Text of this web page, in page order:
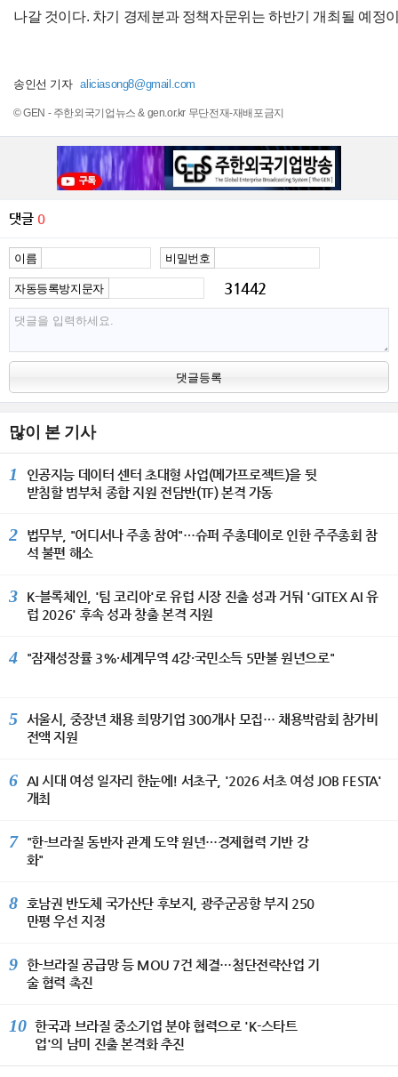
나갈 것이다. 차기 경제분과 정책자문위는 하반기 개최될 예정
송인선 기자 aliciasong8@gmail.com
© GEN - 주한외국기업뉴스 & gen.or.kr 무단전재-재배포금지
댓글 0
이름 비밀번호
자동등록방지문자 31442
댓글등록
많이 본 기사
1
인공지능 데이터 센터 초대형 사업(메가프로젝트)을 뒷
받침할 범부처 종합 지원 전담반(TF) 본격 가동
2
법무부, "어디서나 주총 참여"…슈퍼 주총데이로 인한 주주총회 참
석 불편 해소
3
K-블록체인, '팀 코리아'로 유럽 시장 진출 성과 거둬 'GITEX AI 유
럽 2026' 후속 성과 창출 본격 지원
4 "잠재성장률 3%·세계무역 4강·국민소득 5만불 원년으로"
5
서울시, 중장년 채용 희망기업 300개사 모집… 채용박람회 참가비
전액 지원
6
AI 시대 여성 일자리 한눈에! 서초구, '2026 서초 여성 JOB FESTA'
개최
7
"한-브라질 동반자 관계 도약 원년…경제협력 기반 강
화"
8
호남권 반도체 국가산단 후보지, 광주군공항 부지 250
만평 우선 지정
9
한-브라질 공급망 등 MOU 7건 체결…첨단전략산업 기
술 협력 촉진
10 한국과 브라질 중소기업 분야 협력으로 'K-스타트
업'의 남미 진출 본격화 추진